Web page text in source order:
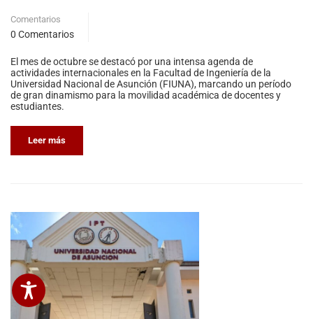
Comentarios
0 Comentarios
El mes de octubre se destacó por una intensa agenda de
actividades internacionales en la Facultad de Ingeniería de la
Universidad Nacional de Asunción (FIUNA), marcando un período
de gran dinamismo para la movilidad académica de docentes y
estudiantes.
Leer más